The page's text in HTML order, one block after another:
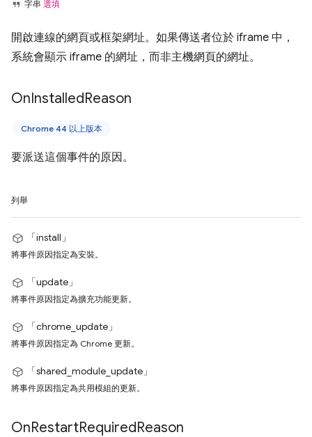
字串 選填
開啟連線的網頁或框架網址。如果傳送者位於 iframe 中，
系統會顯示 iframe 的網址，而非主機網頁的網址。
OnInstalledReason
Chrome 44 以上版本
要派送這個事件的原因。
列舉
「install」
將事件原因指定為安裝。
「update」
將事件原因指定為擴充功能更新。
「chrome_update」
將事件原因指定為 Chrome 更新。
「shared_module_update」
將事件原因指定為共用模組的更新。
OnRestartRequiredReason